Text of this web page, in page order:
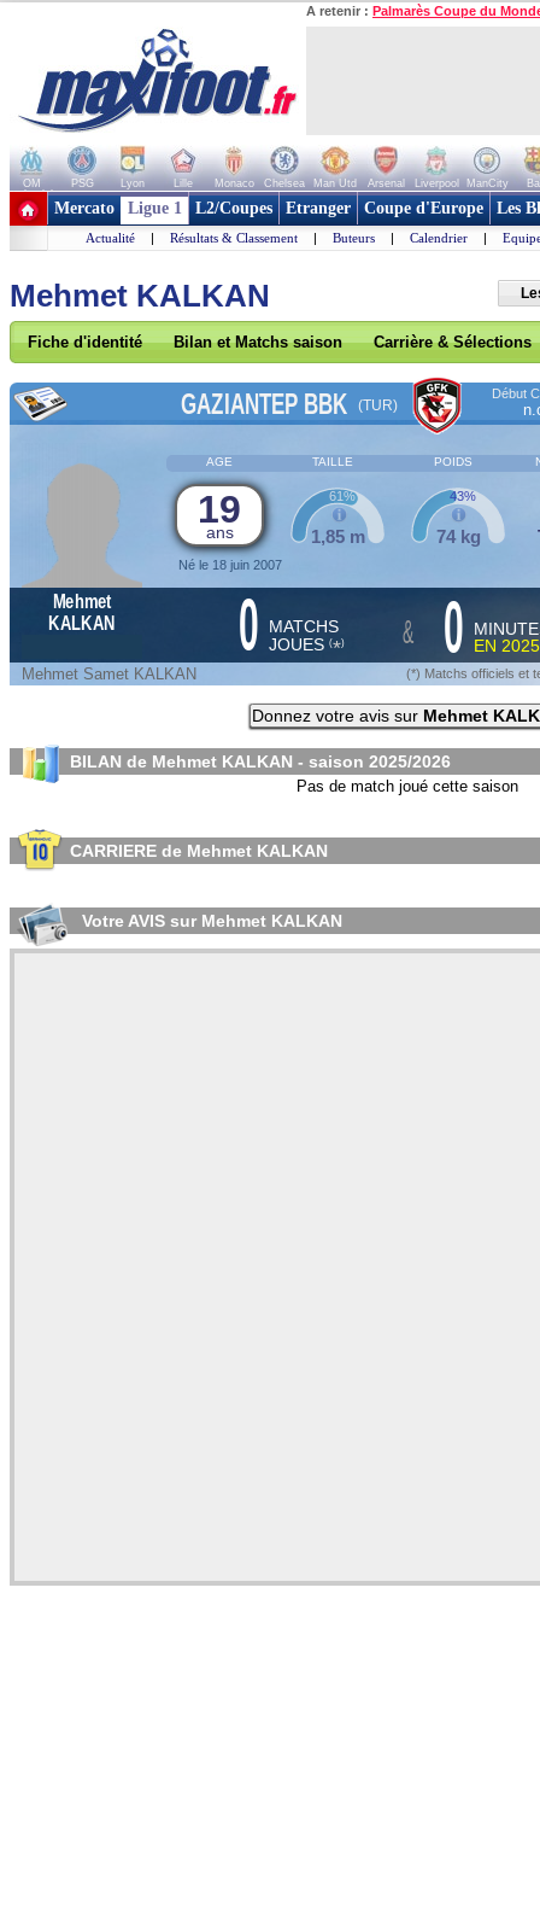
A retenir : Palmarès Coupe du
OM PSG Lyon Lille Monaco Chelsea Man Utd Arsenal Liverpool ManCity
+ de clubs
Mercato Ligue 1 L2/Coupes Etranger Coupe d'Europe Les
Actualité | Résultats & Classement | Buteurs | Calendrier |
Mehmet KALKAN
Fiche d'identité Bilan et Matchs saison Carrière & Sélections
GAZIANTEP BBK (TUR)
Début
AGE TAILLE POIDS
19
ans
Né le 18 juin 2007
1,85 m
61%
74 kg
43%
Mehmet
KALKAN
0 MATCHS
JOUES (*) & 0
EN
Mehmet Samet KALKAN (*) Matchs officiels et
Donnez votre avis sur Mehmet
BILAN de Mehmet KALKAN - saison 2025/2026
Pas de match joué cette saison
CARRIERE de Mehmet KALKAN
Votre AVIS sur Mehmet KALKAN